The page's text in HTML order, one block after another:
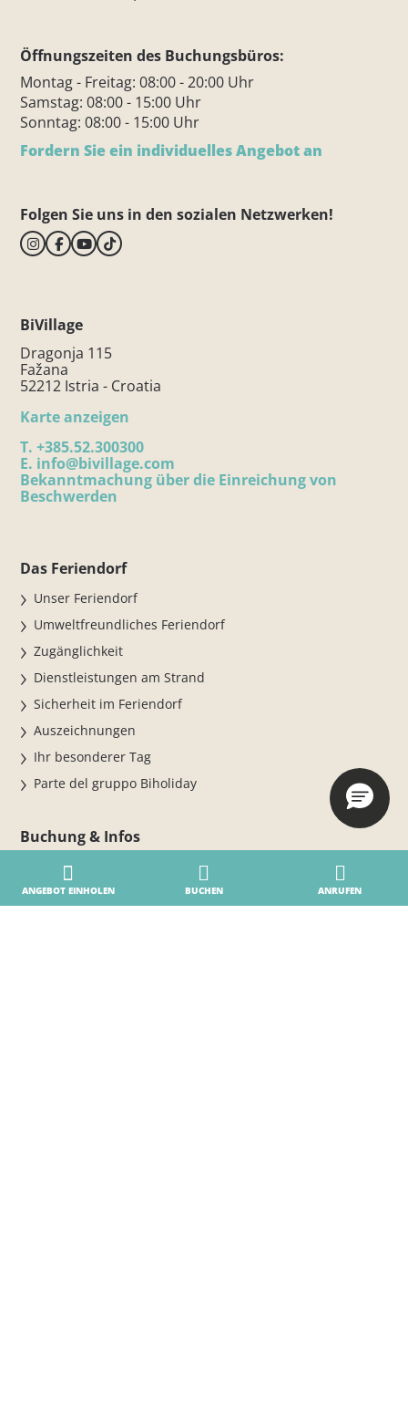
ANGEBOT EINHOLEN BUCHEN ANRUFEN
Öffnungszeiten des Buchungsbüros:
Montag - Freitag: 08:00 - 20:00 Uhr
Samstag: 08:00 - 15:00 Uhr
Sonntag: 08:00 - 15:00 Uhr
Fordern Sie ein individuelles Angebot an
Folgen Sie uns in den sozialen Netzwerken!
BiVillage
Dragonja 115
Fažana
52212 Istria - Croatia
Karte anzeigen
T. +385.52.300300
E. info@bivillage.com
Bekanntmachung über die Einreichung von
Beschwerden
Das Feriendorf
Unser Feriendorf
Umweltfreundliches Feriendorf
Zugänglichkeit
Dienstleistungen am Strand
Sicherheit im Feriendorf
Auszeichnungen
Ihr besonderer Tag
Parte del gruppo Biholiday
Buchung & Infos
Online boeken
BUCHEN SIE JETZT FÜR DIE SAISON 2026